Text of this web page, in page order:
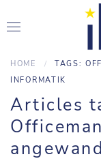
HOME
TAGS:
INFORMATIK
Articles